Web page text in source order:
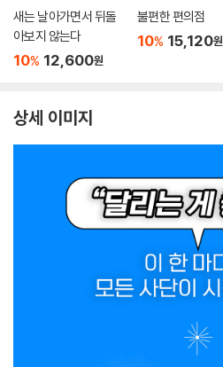
새는 날아가면서 뒤돌
아보지 않는다
10% 12,600원
불편한 편의점
10% 15,120원
상세 이미지